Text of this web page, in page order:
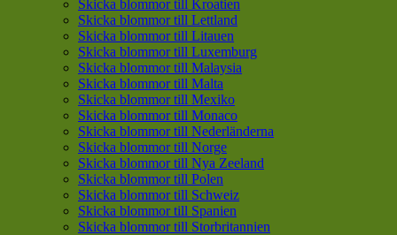
Skicka blommor till Kroatien
Skicka blommor till Lettland
Skicka blommor till Litauen
Skicka blommor till Luxemburg
Skicka blommor till Malaysia
Skicka blommor till Malta
Skicka blommor till Mexiko
Skicka blommor till Monaco
Skicka blommor till Nederländerna
Skicka blommor till Norge
Skicka blommor till Nya Zeeland
Skicka blommor till Polen
Skicka blommor till Schweiz
Skicka blommor till Spanien
Skicka blommor till Storbritannien